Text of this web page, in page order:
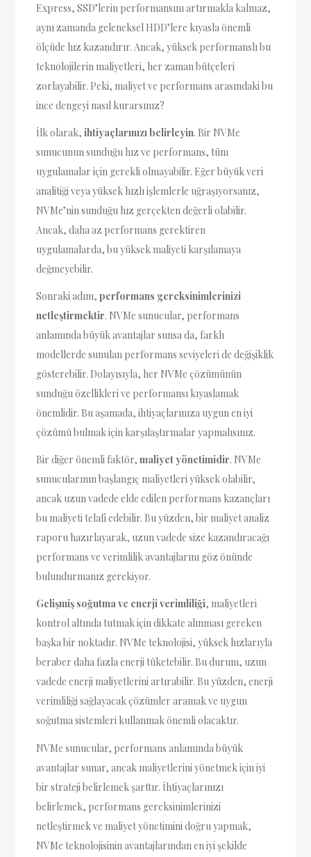
Express, SSD’lerin performansını artırmakla kalmaz,
aynı zamanda geleneksel HDD’lere kıyasla önemli
ölçüde hız kazandırır. Ancak, yüksek performanslı bu
teknolojilerin maliyetleri, her zaman bütçeleri
zorlayabilir. Peki, maliyet ve performans arasındaki bu
ince dengeyi nasıl kurarsınız?
İlk olarak,ihtiyaçlarınızı belirleyin. Bir NVMe
sunucunun sunduğu hız ve performans, tüm
uygulamalar için gerekli olmayabilir. Eğer büyük veri
analitiği veya yüksek hızlı işlemlerle uğraşıyorsanız,
NVMe’nin sunduğu hız gerçekten değerli olabilir.
Ancak, daha az performans gerektiren
uygulamalarda, bu yüksek maliyeti karşılamaya
değmeyebilir.
Sonraki adım,performans gereksinimlerinizi
netleştirmektir. NVMe sunucular, performans
anlamında büyük avantajlar sunsa da, farklı
modellerde sunulan performans seviyeleri de değişiklik
gösterebilir. Dolayısıyla, her NVMe çözümünün
sunduğu özellikleri ve performansı kıyaslamak
önemlidir. Bu aşamada, ihtiyaçlarınıza uygun en iyi
çözümü bulmak için karşılaştırmalar yapmalısınız.
Bir diğer önemli faktör,maliyet yönetimidir. NVMe
sunucularının başlangıç maliyetleri yüksek olabilir,
ancak uzun vadede elde edilen performans kazançları
bu maliyeti telafi edebilir. Bu yüzden, bir maliyet analiz
raporu hazırlayarak, uzun vadede size kazandıracağı
performans ve verimlilik avantajlarını göz önünde
bulundurmanız gerekiyor.
Gelişmiş soğutma ve enerji verimliliği, maliyetleri
kontrol altında tutmak için dikkate alınması gereken
başka bir noktadır. NVMe teknolojisi, yüksek hızlarıyla
beraber daha fazla enerji tüketebilir. Bu durum, uzun
vadede enerji maliyetlerini artırabilir. Bu yüzden, enerji
verimliliği sağlayacak çözümler aramak ve uygun
soğutma sistemleri kullanmak önemli olacaktır.
NVMe sunucular, performans anlamında büyük
avantajlar sunar, ancak maliyetlerini yönetmek için iyi
bir strateji belirlemek şarttır. İhtiyaçlarınızı
belirlemek, performans gereksinimlerinizi
netleştirmek ve maliyet yönetimini doğru yapmak,
NVMe teknolojisinin avantajlarından en iyi şekilde